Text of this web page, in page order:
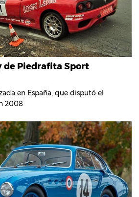
de Piedrafita Sport
en España, que disputó el
2008